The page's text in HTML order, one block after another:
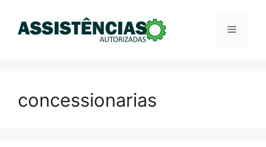
Menu
concessionarias